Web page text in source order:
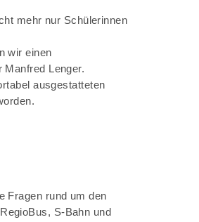
mehr nur Schülerinnen
wir einen
Lenger.
ausgestatteten
Fragen rund um den
S-Bahn und